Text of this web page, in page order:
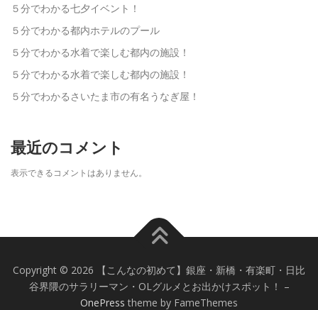
５分でわかる七夕イベント！
５分でわかる都内ホテルのプール
５分でわかる水着で楽しむ都内の施設！
５分でわかる水着で楽しむ都内の施設！
５分でわかるさいたま市の有名うなぎ屋！
最近のコメント
表示できるコメントはありません。
Copyright © 2026 【こんなの初めて】銀座・新橋・有楽町・日比
谷界隈のサラリーマン・OLグルメとお出かけスポット！ –
OnePress theme by FameThemes